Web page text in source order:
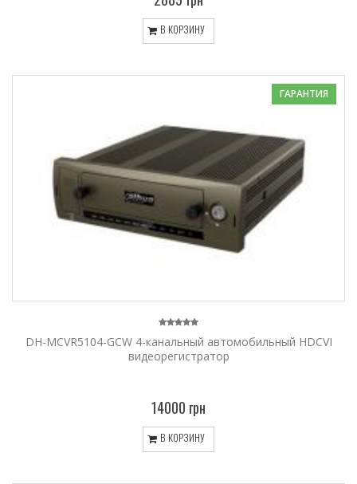
В КОРЗИНУ
ГАРАНТИЯ
DH-MCVR5104-GCW 4-канальный автомобильный HDCVI
видеорегистратор
14000 грн
В КОРЗИНУ